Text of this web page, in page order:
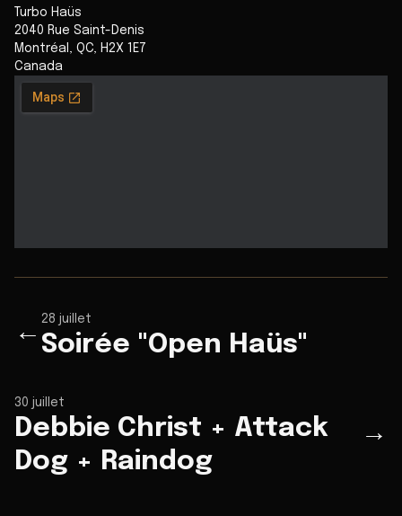
Turbo Haüs
2040 Rue Saint-Denis
Montréal , QC, H2X 1E7
Canada
←
28 juillet
Soirée "Open Haüs"
30 juillet
Debbie Christ + Attack
Dog + Raindog
→